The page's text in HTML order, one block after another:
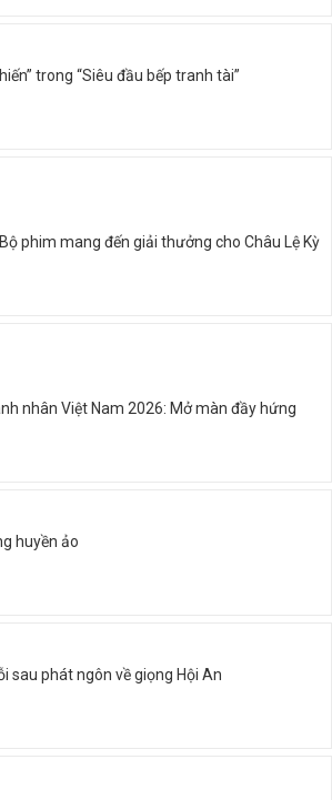
trong “Siêu đầu bếp tranh tài”
phim mang đến giải thưởng cho Châu Lệ Kỳ
nhân Việt Nam 2026: Mở màn đầy hứng
huyền ảo
sau phát ngôn về giọng Hội An